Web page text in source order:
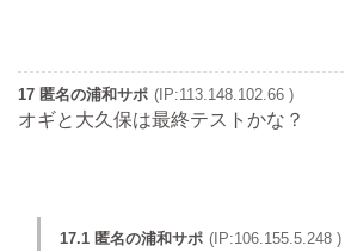
17 匿名の浦和サポ (IP:113.148.102.66 )
オギと大久保は最終テストかな？
17.1 匿名の浦和サポ (IP:106.155.5.248 )